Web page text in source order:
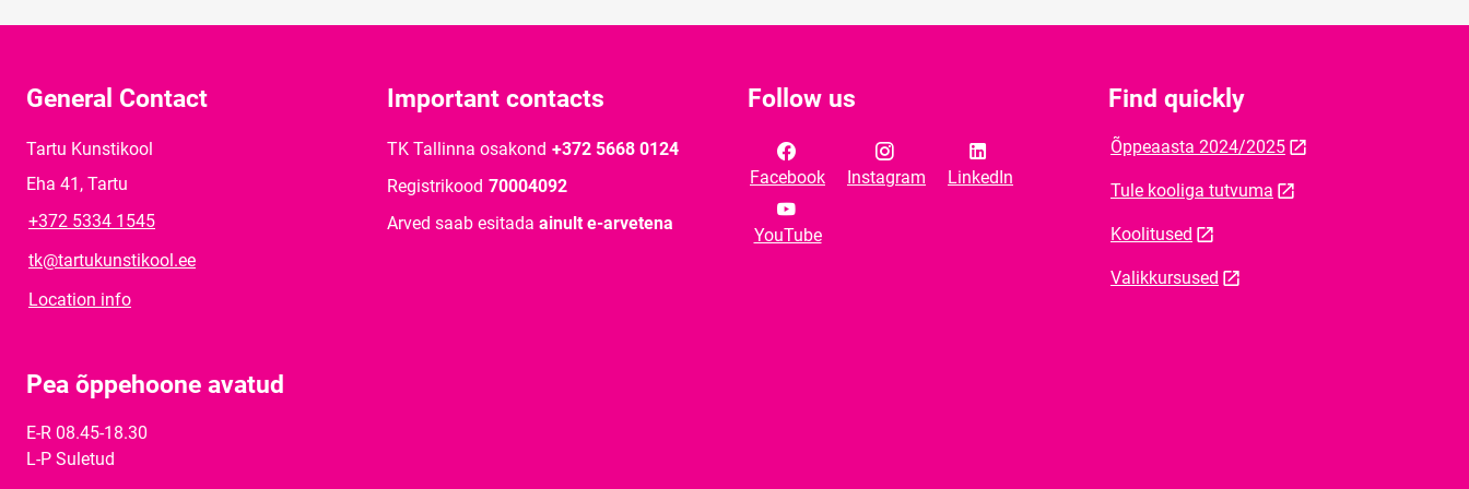
General Contact
Tartu Kunstikool
Eha 41, Tartu
+372 5334 1545
tk@tartukunstikool.ee
Location info
Important contacts
TK Tallinna osakond +372 5668 0124
Registrikood 70004092
Arved saab esitada ainult e-arvetena
Follow us
Facebook Instagram LinkedIn
YouTube
Find quickly
Õppeaasta 2024/2025
Tule kooliga tutvuma
Koolitused
Valikkursused
Pea õppehoone avatud
E-R 08.45-18.30
L-P Suletud